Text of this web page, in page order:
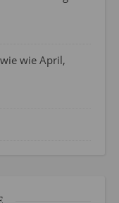
wie April,